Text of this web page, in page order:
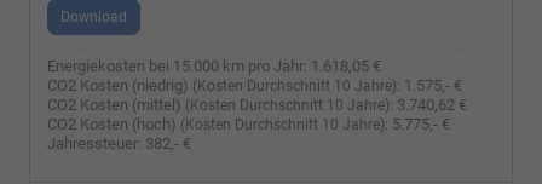
Download
Energiekosten bei 15.000 km pro Jahr: 1.618,05 €
CO2 Kosten (niedrig) (Kosten Durchschnitt 10 Jahre): 1.575,- €
CO2 Kosten (mittel) (Kosten Durchschnitt 10 Jahre): 3.740,62 €
CO2 Kosten (hoch) (Kosten Durchschnitt 10 Jahre): 5.775,- €
Jahressteuer: 382,- €